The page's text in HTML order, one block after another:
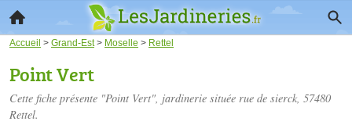
Accueil > Grand-Est> Moselle > Rettel
Point Vert
Cette fiche présente "Point Vert", jardinerie située rue de sierck, 57480
Rettel.